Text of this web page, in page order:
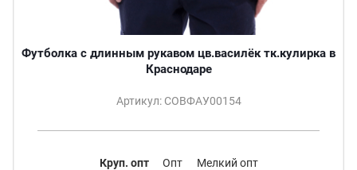
Футболка с длинным рукавом цв.василёк тк.кулирка в
Краснодаре
Артикул: СОВФАУ00154
Круп. опт Опт Мелкий опт